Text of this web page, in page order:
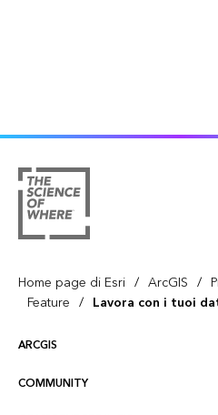
Home page di Esri / ArcGIS /
Feature / Lavora con i tuoi
ARCGIS
Panoramica ArcGIS
COMMUNITY